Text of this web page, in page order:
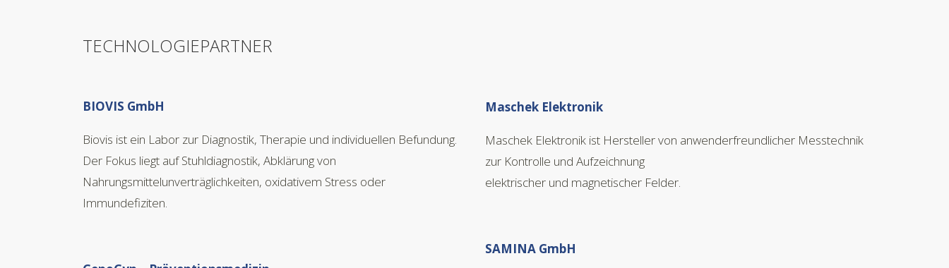
TECHNOLOGIEPARTNER
BIOVIS GmbH
Biovis ist ein Labor zur Diagnostik, Therapie und individuellen Befundung.
Der Fokus liegt auf Stuhldiagnostik, Abklärung von
Nahrungsmittelunverträglichkeiten, oxidativem Stress oder
Immundefiziten.
Maschek Elektronik
Maschek Elektronik ist Hersteller von anwenderfreundlicher Messtechnik
zur Kontrolle und Aufzeichnung
elektrischer und magnetischer Felder.
SAMINA GmbH